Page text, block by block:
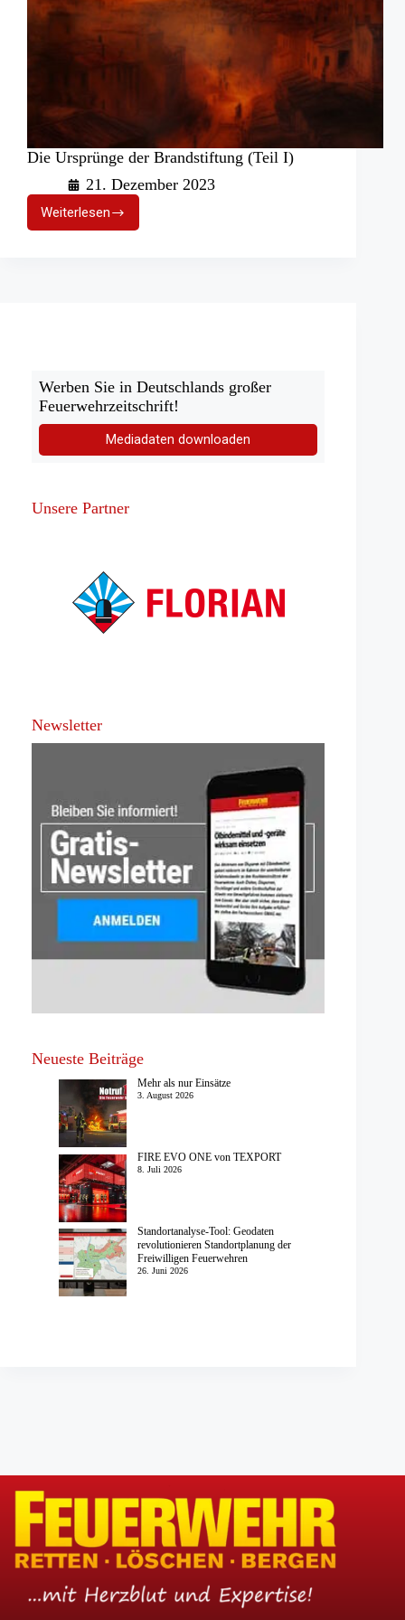
Die Ursprünge der Brandstiftung (Teil I)
21. Dezember 2023
Weiterlesen
Die
Ursprünge
Werben Sie in Deutschlands großer
Feuerwehrzeitschrift!
Mediadaten downloaden
Unsere Partner
Newsletter
Neueste Beiträge
Mehr als nur Einsätze
3. August 2026
FIRE EVO ONE von TEXPORT
8. Juli 2026
Standortanalyse-Tool: Geodaten
revolutionieren Standortplanung der
Freiwilligen Feuerwehren
26. Juni 2026